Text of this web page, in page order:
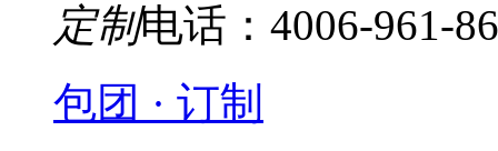
定制电话：4006-961-
包团 · 订制